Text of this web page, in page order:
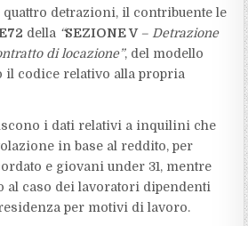
detrazioni, il contribuente le
della “SEZIONE V – Detrazione
di locazione”, del modello
il codice relativo alla propria
i dati relativi a inquilini che
in base al reddito, per
e giovani under 31, mentre
al caso dei lavoratori dipendenti
per motivi di lavoro.